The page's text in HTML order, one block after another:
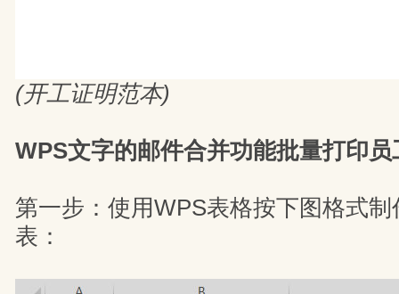
(开工证明范本)
WPS文字的邮件合并功能批量打印
第一步：使用WPS表格按下图格式
表：